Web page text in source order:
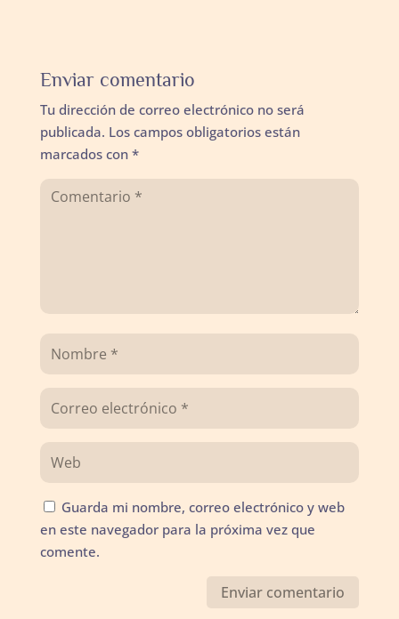
Enviar comentario
Tu dirección de correo electrónico no será
publicada. Los campos obligatorios están
marcados con *
Guarda mi nombre, correo electrónico y web
en este navegador para la próxima vez que
comente.